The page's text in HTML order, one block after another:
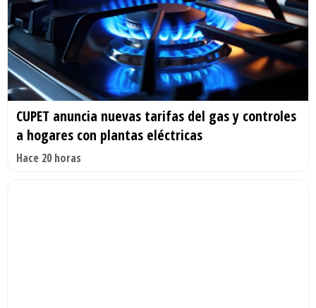
CUPET anuncia nuevas tarifas del gas y controles
a hogares con plantas eléctricas
Hace 20 horas